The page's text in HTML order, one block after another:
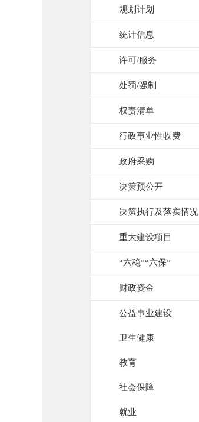
规划计划
统计信息
许可/服务
处罚/强制
权责清单
行政事业性收费
政府采购
决策预公开
决策执行及落实情况
重大建设项目
“六稳”“六保”
财政资金
公益事业建设
卫生健康
教育
社会保障
就业